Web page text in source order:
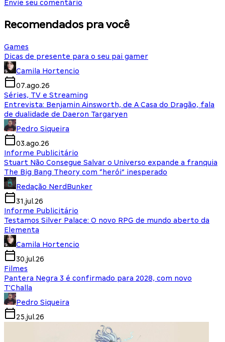
Envie seu comentário
Recomendados pra você
Games
Dicas de presente para o seu pai gamer
Camila Hortencio
07.ago.26
Séries, TV e Streaming
Entrevista: Benjamin Ainsworth, de A Casa do Dragão, fala
de dualidade de Daeron Targaryen
Pedro Siqueira
03.ago.26
Informe Publicitário
Stuart Não Consegue Salvar o Universo expande a franquia
The Big Bang Theory com “herói” inesperado
Redação NerdBunker
31.jul.26
Informe Publicitário
Testamos Silver Palace: O novo RPG de mundo aberto da
Elementa
Camila Hortencio
30.jul.26
Filmes
Pantera Negra 3 é confirmado para 2028, com novo
T'Challa
Pedro Siqueira
25.jul.26